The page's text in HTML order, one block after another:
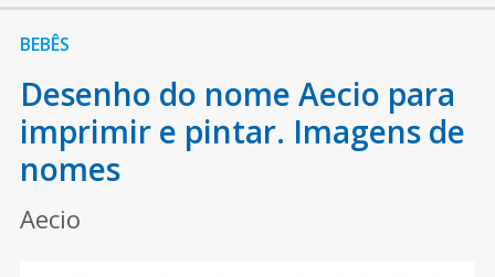
BEBÊS
Desenho do nome Aecio para
imprimir e pintar. Imagens de
nomes
Aecio